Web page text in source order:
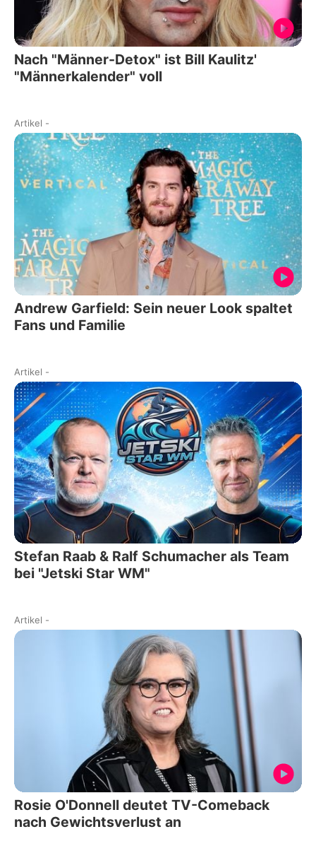
Nach "Männer-Detox" ist Bill Kaulitz'
"Männerkalender" voll
Artikel -
Andrew Garfield: Sein neuer Look spaltet
Fans und Familie
Artikel -
Stefan Raab & Ralf Schumacher als Team
bei "Jetski Star WM"
Artikel -
Rosie O'Donnell deutet TV-Comeback
nach Gewichtsverlust an